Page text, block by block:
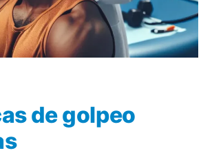
de golpeo